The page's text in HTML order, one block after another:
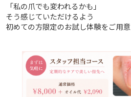
「私の爪でも変われるかも」
そう感じていただけるよう
初めての方限定のお試し体験をご用